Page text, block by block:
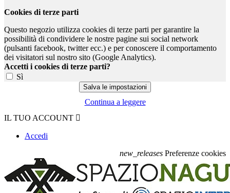
Cookies di terze parti
Questo negozio utilizza cookies di terze parti per garantire la
possibilità di condividere le nostre pagine sui social network
(pulsanti facebook, twitter ecc.) e per conoscere il comportamento
dei visitatori sul nostro sito (Google Analytics).
Accetti i cookies di terze parti?
Sì
Continua a leggere
IL TUO ACCOUNT 
Accedi
new_releases Preferenze cookies